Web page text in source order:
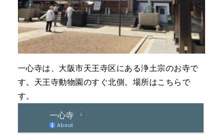
一心寺は、大阪市天王寺区にある浄土宗のお寺で
す。天王寺動物園のすぐ北側。場所はこちらで
す。